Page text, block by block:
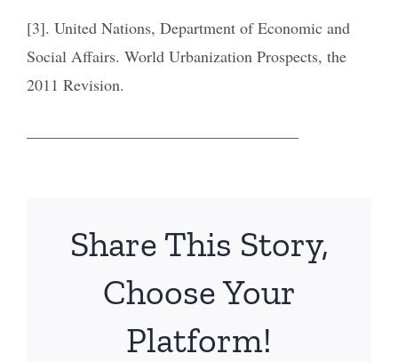
[3]. United Nations, Department of Economic and
Social Affairs. World Urbanization Prospects, the
2011 Revision.
Share This Story,
Choose Your
Platform!